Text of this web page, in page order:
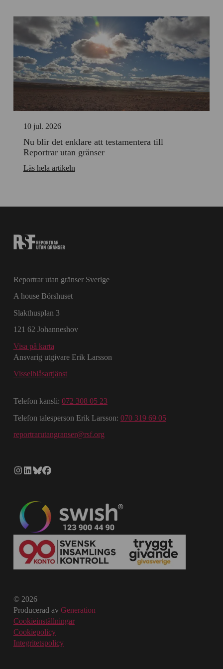
10 jul. 2026
Nu blir det enklare att testamentera till
Reportrar utan gränser
Läs hela artikeln
Reportrar utan gränser Sverige
A house Börshuset
Slakthusplan 3
121 62 Johanneshov
Visa på karta
Ansvarig utgivare Erik Larsson
Visselblåsartjänst
Telefon kansli: 072 308 05 23
Telefon talesperson Erik Larsson: 070 319 69 05
reportrarutangranser@rsf.org
© 2026
Producerad av Generation
Cookieinställningar
Cookiepolicy
Integritetspolicy